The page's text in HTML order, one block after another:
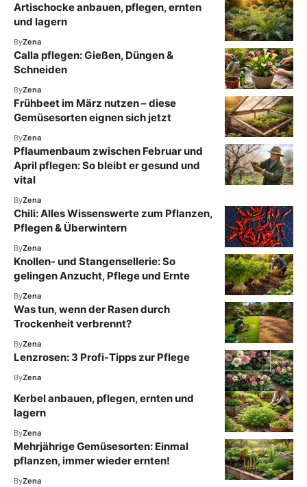
Artischocke anbauen, pflegen, ernten
und lagern
ByZena
Calla pflegen: Gießen, Düngen &
Schneiden
ByZena
Frühbeet im März nutzen – diese
Gemüsesorten eignen sich jetzt
ByZena
Pflaumenbaum zwischen Februar und
April pflegen: So bleibt er gesund und
vital
ByZena
Chili: Alles Wissenswerte zum Pflanzen,
Pflegen & Überwintern
ByZena
Knollen- und Stangensellerie: So
gelingen Anzucht, Pflege und Ernte
ByZena
Was tun, wenn der Rasen durch
Trockenheit verbrennt?
ByZena
Lenzrosen: 3 Profi-Tipps zur Pflege
ByZena
Kerbel anbauen, pflegen, ernten und
lagern
ByZena
Mehrjährige Gemüsesorten: Einmal
pflanzen, immer wieder ernten!
ByZena